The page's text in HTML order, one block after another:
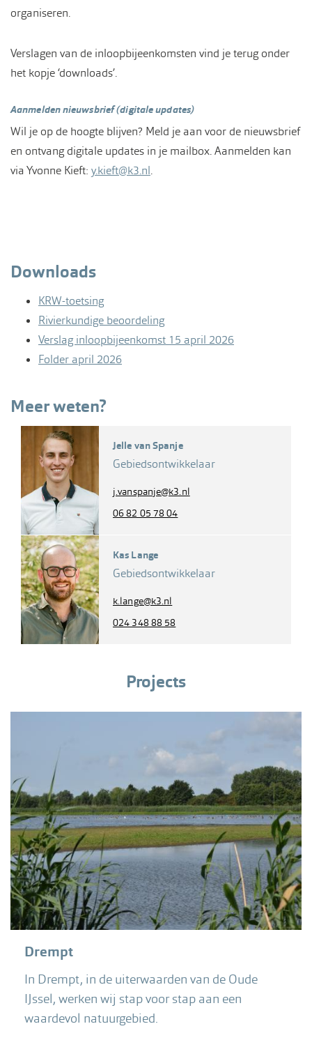
organiseren.
Verslagen van de inloopbijeenkomsten vind je terug onder
het kopje ‘downloads’.
Aanmelden nieuwsbrief (digitale updates)
Wil je op de hoogte blijven? Meld je aan voor de nieuwsbrief
en ontvang digitale updates in je mailbox. Aanmelden kan
via Yvonne Kieft: y.kieft@k3.nl.
Downloads
KRW-toetsing
Rivierkundige beoordeling
Verslag inloopbijeenkomst 15 april 2026
Folder april 2026
Meer weten?
Jelle van Spanje
Gebiedsontwikkelaar
j.vanspanje@k3.nl
06 82 05 78 04
Kas Lange
Gebiedsontwikkelaar
k.lange@k3.nl
024 348 88 58
Projects
Drempt
In Drempt, in de uiterwaarden van de Oude
IJssel, werken wij stap voor stap aan een
waardevol natuurgebied.